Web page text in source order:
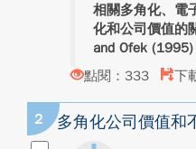
相關多角化、電
化和公司價值的
and Ofek
點閱：333
下
2 多角化公司價值和